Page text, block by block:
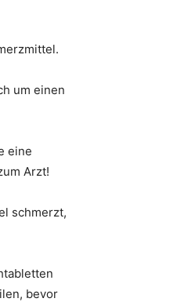
um einen
eine
Arzt!
schmerzt,
bevor